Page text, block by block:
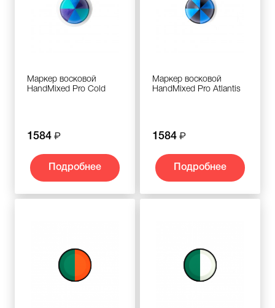
Маркер восковой
HandMixed Pro Cold
1584
Подробнее
Маркер восковой
HandMixed Pro Atlantis
1584
Подробнее